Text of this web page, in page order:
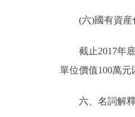
(六)國有資産
截止2017年底
單位價值100萬元
六、名詞解